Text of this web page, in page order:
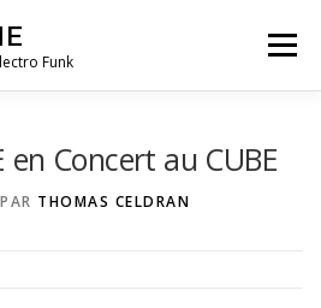
Funk
Menu
en Concert au CUBE
PAR THOMAS CELDRAN